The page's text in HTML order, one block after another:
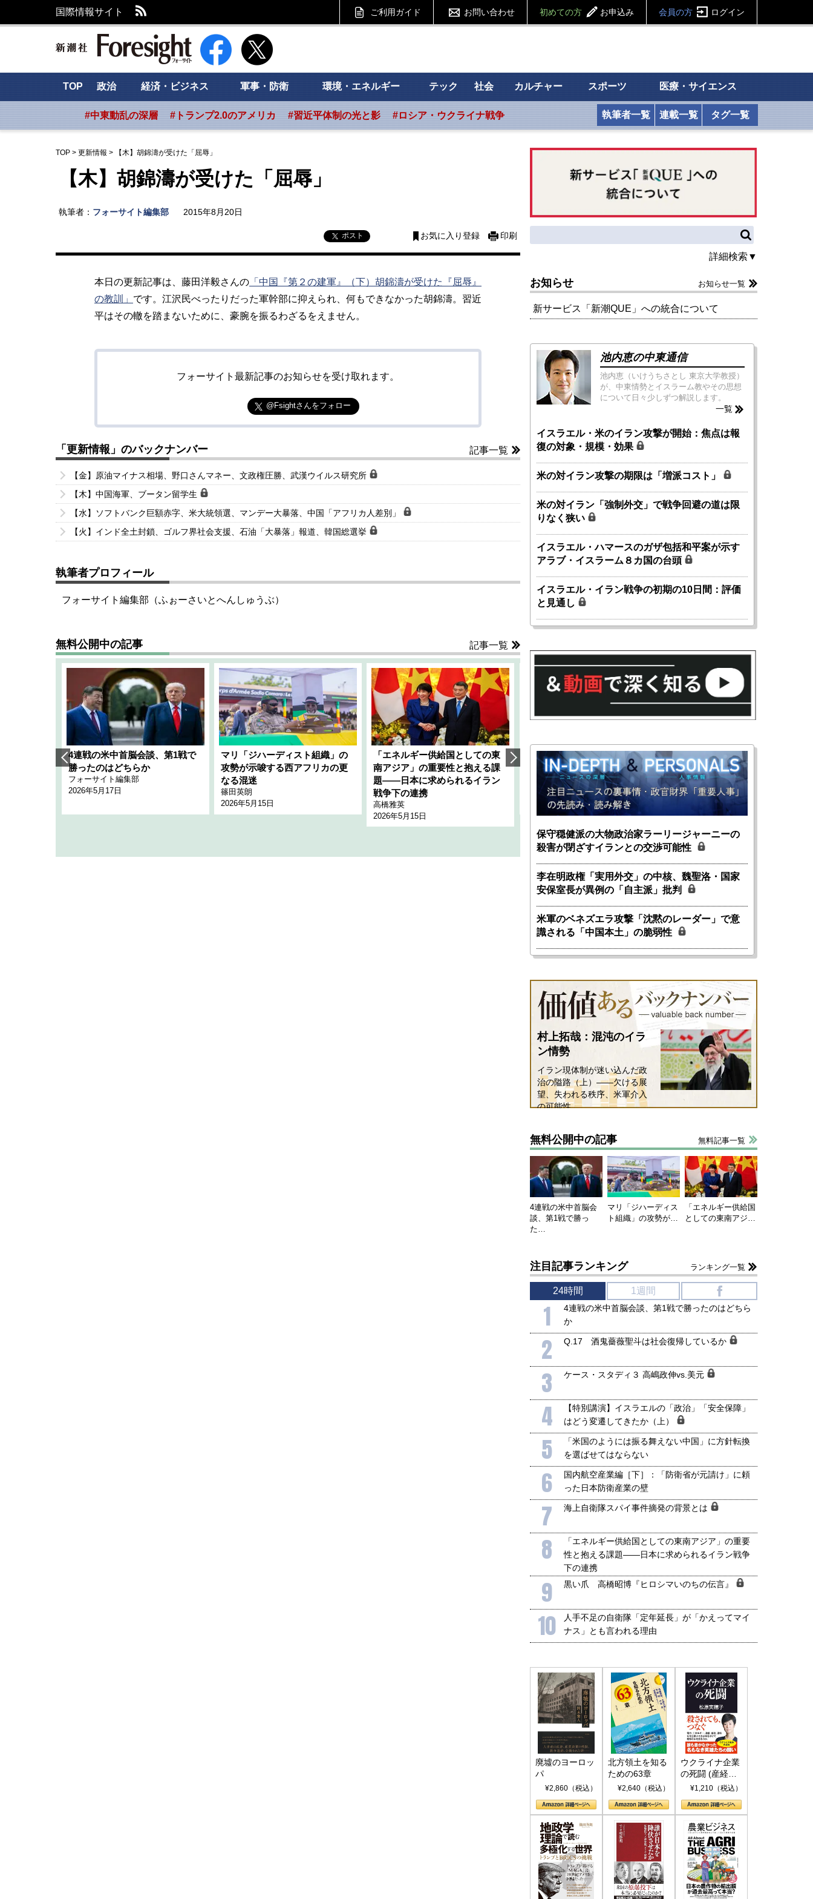
国際情報サイト ご利用ガイド お問い合わせ 初めての方 お申込み 会員の方 ログイン
新潮社 Foresight フォーサイト
TOP 政治 経済・ビジネス 軍事・防衛 環境・エネルギー テック 社会 カルチャー スポーツ 医療・サイエンス
#中東動乱の深層 #トランプ2.0のアメリカ #習近平体制の光と影 #ロシア・ウクライナ戦争 執筆者一覧 連載一覧 タグ一覧
TOP > 更新情報 > 【木】胡錦濤が受けた「屈辱」
【木】胡錦濤が受けた「屈辱」
執筆者： フォーサイト編集部 2015年8月20日
ポスト お気に入り登録 印刷
本日の更新記事は、藤田洋毅さんの 「中国『第２の建軍』（下）胡錦濤が受けた『屈辱』
の教訓」 です。江沢民べったりだった軍幹部に抑えられ、何もできなかった胡錦濤。習近
平はその轍を踏まないために、豪腕を振るわざるをえません。
フォーサイト最新記事のお知らせを受け取れます。
@Fsightさんをフォロー
「更新情報」のバックナンバー 記事一覧
【金】原油マイナス相場、野口さんマネー、文政権圧勝、武漢ウイルス研究所
【木】中国海軍、ブータン留学生
【水】ソフトバンク巨額赤字、米大統領選、マンデー大暴落、中国「アフリカ人差別」
【火】インド全土封鎖、ゴルフ界社会支援、石油「大暴落」報道、韓国総選挙
執筆者プロフィール
フォーサイト編集部（ふぉーさいとへんしゅうぶ）
無料公開中の記事 記事一覧
4連戦の米中首脳会談、第1戦で
勝ったのはどちらか
フォーサイト編集部
2026年5月17日
マリ「ジハーディスト組織」の
攻勢が示唆する西アフリカの更
なる混迷
篠田英朗
2026年5月15日
「エネルギー供給国としての東
南アジア」の重要性と抱える課
題――日本に求められるイラン
戦争下の連携
高橋雅英
2026年5月15日
韓国にも理解してほしい「極東
1905年体制」における日米韓安
全保障協力の意味
千々和泰明
2026年5月15日
ホルムズ海峡危機で加速したエ
ネルギー転換が「中国依存」に
行き着くリスク
小山堅
2026年5月14日
詳細検索▼
お知らせ お知らせ一覧
新サービス「新潮QUE」への統合について
池内恵の中東通信
池内恵（いけうちさとし 東京大学教授）
が、中東情勢とイスラーム教やその思想
について日々少しずつ解説します。
一覧
イスラエル・米のイラン攻撃が開始：焦点は報
復の対象・規模・効果
米の対イラン攻撃の期限は「増派コスト」
米の対イラン「強制外交」で戦争回避の道は限
りなく狭い
イスラエル・ハマースのガザ包括和平案が示す
アラブ・イスラーム８カ国の台頭
イスラエル・イラン戦争の初期の10日間：評価
と見通し
保守穏健派の大物政治家ラーリージャーニーの
殺害が閉ざすイランとの交渉可能性
李在明政権「実用外交」の中核、魏聖洛・国家
安保室長が異例の「自主派」批判
米軍のベネズエラ攻撃「沈黙のレーダー」で意
識される「中国本土」の脆弱性
村上拓哉：混沌のイラ
ン情勢
イラン現体制が迷い込んだ政
治の隘路（上）――欠ける展
望、失われる秩序、米軍介入
の可能性
無料公開中の記事 無料記事一覧
4連戦の米中首脳会
談、第1戦で勝っ
た…
マリ「ジハーディス
ト組織」の攻勢が…
「エネルギー供給国
としての東南アジ…
注目記事ランキング ランキング一覧
24時間 1週間
1
4連戦の米中首脳会談、第1戦で勝ったのはどちら
か
2 Q.17 酒鬼薔薇聖斗は社会復帰しているか
3 ケース・スタディ３ 高嶋政伸vs.美元
4
【特別講演】イスラエルの「政治」「安全保障」
はどう変遷してきたか（上）
5
「米国のようには振る舞えない中国」に方針転換
を選ばせてはならない
6
国内航空産業編［下］：「防衛省が元請け」に頼
った日本防衛産業の壁
7 海上自衛隊スパイ事件摘発の背景とは
8
「エネルギー供給国としての東南アジア」の重要
性と抱える課題――日本に求められるイラン戦争
下の連携
9 黒い爪 高橋昭博『ヒロシマいのちの伝言』
10
人手不足の自衛隊「定年延長」が「かえってマイ
ナス」とも言われる理由
廃墟のヨーロッ
パ
¥2,860（税込）
北方領土を知る
ための63章
¥2,640（税込）
ウクライナ企業
の死闘 (産経セ
レクト S 039)
¥1,210（税込）